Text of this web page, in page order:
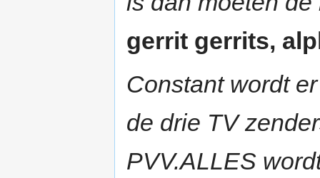
gerrit gerrits,
Constant wordt
de drie TV
PVV.ALLES